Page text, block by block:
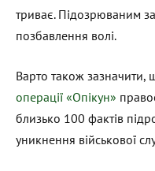
триває. Підозрюваним
позбавлення волі.
Варто також зазначити,
операції «Опікун»
близько 100 фактів
уникнення військової